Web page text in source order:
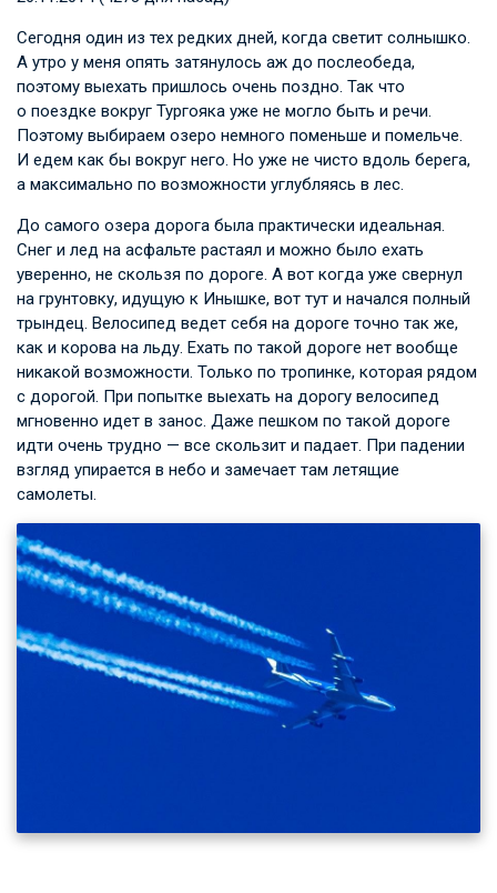
Сегодня один из тех редких дней, когда светит солнышко.
А утро у меня опять затянулось аж до послеобеда,
поэтому выехать пришлось очень поздно. Так что
о поездке вокруг Тургояка уже не могло быть и речи.
Поэтому выбираем озеро немного поменьше и помельче.
И едем как бы вокруг него. Но уже не чисто вдоль берега,
а максимально по возможности углубляясь в лес.
До самого озера дорога была практически идеальная.
Снег и лед на асфальте растаял и можно было ехать
уверенно, не скользя по дороге. А вот когда уже свернул
на грунтовку, идущую к Инышке, вот тут и начался полный
трындец. Велосипед ведет себя на дороге точно так же,
как и корова на льду. Ехать по такой дороге нет вообще
никакой возможности. Только по тропинке, которая рядом
с дорогой. При попытке выехать на дорогу велосипед
мгновенно идет в занос. Даже пешком по такой дороге
идти очень трудно — все скользит и падает. При падении
взгляд упирается в небо и замечает там летящие
самолеты.